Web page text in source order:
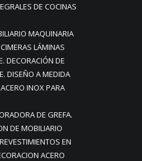
DE COCINAS
MAQUINARIA
LÁMINAS
DECORACIÓN DE
DISEÑO A MEDIDA
INOX PARA
DE GREFA.
DE MOBILIARIO
EN
ACERO